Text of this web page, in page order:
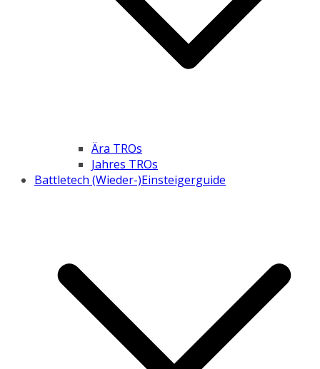
Ära TROs
Jahres TROs
Battletech (Wieder-)Einsteigerguide